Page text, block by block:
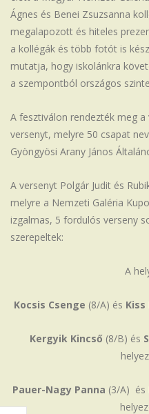
Ágnes és Benei Zsuzsanna
megalapozott és hiteles
a kollégák és több fotót is
mutatja, hogy iskolánkra
a szempontból országos
A fesztiválon rendezték meg a
versenyt, melyre 50 csapat
Gyöngyösi Arany János
A versenyt Polgár Judit és
melyre a Nemzeti Galéria
izgalmas, 5 fordulós verseny
szerepeltek:
A
Kocsis Csenge (8/A) és Kiss
Kergyik Kincső (8/B) és
Pauer-Nagy Panna (3/A) és